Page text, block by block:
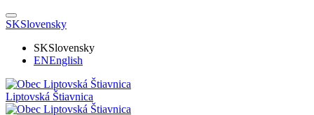
SKSlovensky
SKSlovensky
ENEnglish
Liptovská Štiavnica